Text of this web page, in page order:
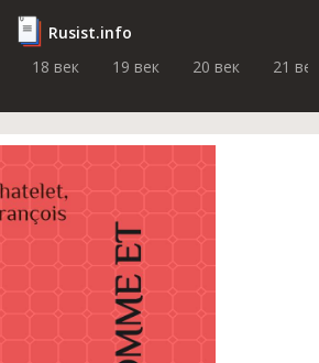
Rusist.info
18 век 19 век 20 век 21 век